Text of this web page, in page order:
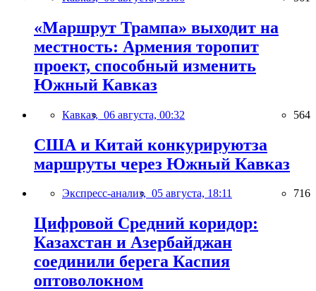
«Маршрут Трампа» выходит на
местность: Армения торопит
проект, способный изменить
Южный Кавказ
Кавказ, 06 августа, 00:32 564
США и Китай конкурируютза
маршруты через Южный Кавказ
Экспресс-анализ, 05 августа, 18:11 716
Цифровой Средний коридор:
Казахстан и Азербайджан
соединили берега Каспия
оптоволокном